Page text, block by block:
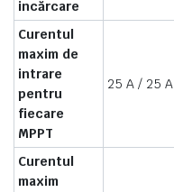
incărcare
Curentul
maxim de
intrare
pentru
fiecare
MPPT
25 A / 25 A
Curentul
maxim